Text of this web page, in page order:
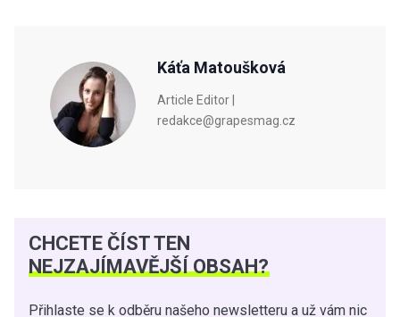
Káťa Matoušková
Article Editor |
redakce@grapesmag.cz
CHCETE ČÍST TEN
NEJZAJÍMAVĚJŠÍ OBSAH?
Přihlaste se k odběru našeho newsletteru a už vám nic